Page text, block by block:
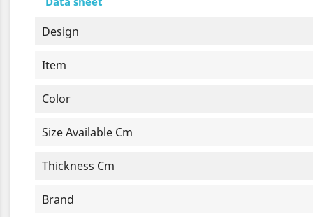
Design
Item
Color
Size Available Cm
Thickness Cm
Brand